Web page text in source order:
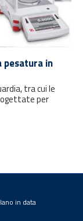
pesatura in
tra cui le
per
in data